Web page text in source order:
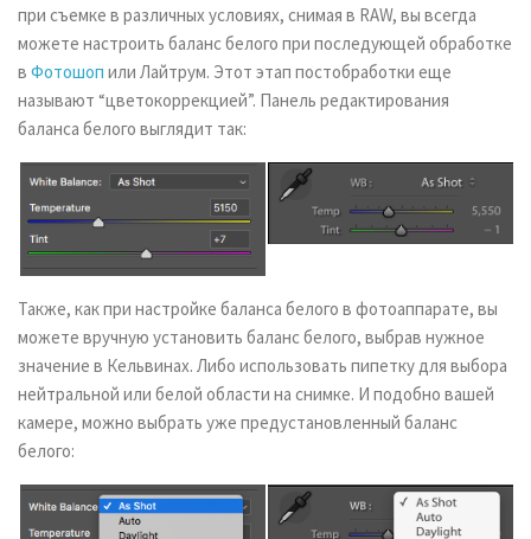
при съемке в различных условиях, снимая в RAW, вы всегда
можете настроить баланс белого при последующей обработке
в Фотошоп или Лайтрум. Этот этап постобработки еще
называют “цветокоррекцией”. Панель редактирования
баланса белого выглядит так:
Также, как при настройке баланса белого в фотоаппарате, вы
можете вручную установить баланс белого, выбрав нужное
значение в Кельвинах. Либо использовать пипетку для выбора
нейтральной или белой области на снимке. И подобно вашей
камере, можно выбрать уже предустановленный баланс
белого: